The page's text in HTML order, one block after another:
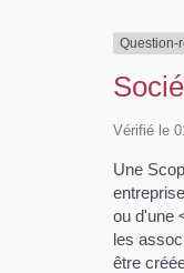
Question-
Vérifié le
Une
ou d'une
les
être